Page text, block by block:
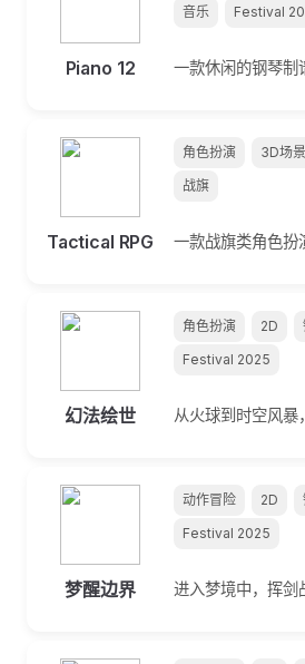
Piano 12
音乐
Festival
一款休闲的钢琴制
Tactical RPG
角色扮演 3D场景
战旗
一款战旗类角色扮
幻法绘世
角色扮演 2D
Festival 2025
从火球到时空风暴
梦醒边界
动作冒险 2D
Festival 2025
进入梦境中，挥剑